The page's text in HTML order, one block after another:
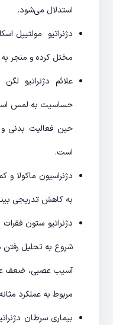
استدلال می‌شود.
دژنراتیو مولتیپل
مختل کرده و منجر
علائم دژنراتیو
حساسیت به لمس
حین فعالیت بدنی
است.
دژنراسیون ماکولا و
به کاهش تدریجی
دژنراتیو ستون
شروع به تحلیل
آسیب عصبی، ضعف
مربوط به عملکرد
بیماری سرطان